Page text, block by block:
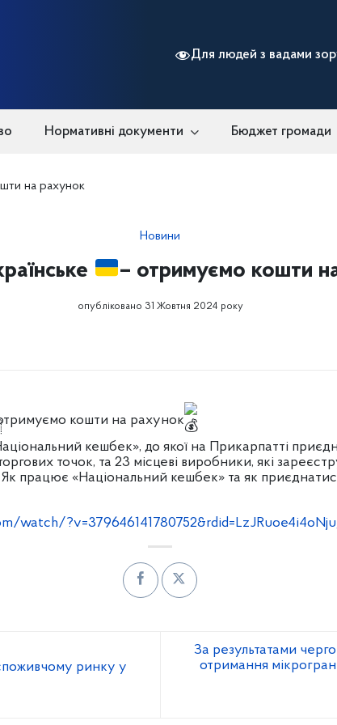
Для людей з вадами
Нормативні документи Бюджет громади
на рахунок
Новини
– отримуємо кошти
опубліковано 31 Жовтня 2024 року
кошти на рахунок
кешбек», до якої на Прикарпатті
точок, та 23 місцеві виробники, які
Як працює «Національний кешбек» та як
watch/
ринку у
За результатами
отримання